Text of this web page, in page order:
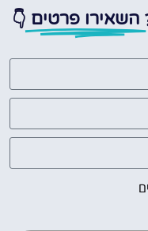
השאירו פרטים 👇